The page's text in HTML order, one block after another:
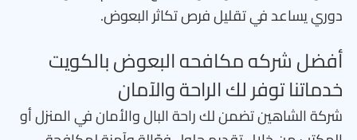
دوري يساعد في تقليل فرص تكاثر البعوض.
أفضل شركه مكافحه البعوض بالكويت
خدماتنا توفر لك الراحة والآمان
شركة الشاهين تضمن لك راحة البال والأمان في المنزل أو